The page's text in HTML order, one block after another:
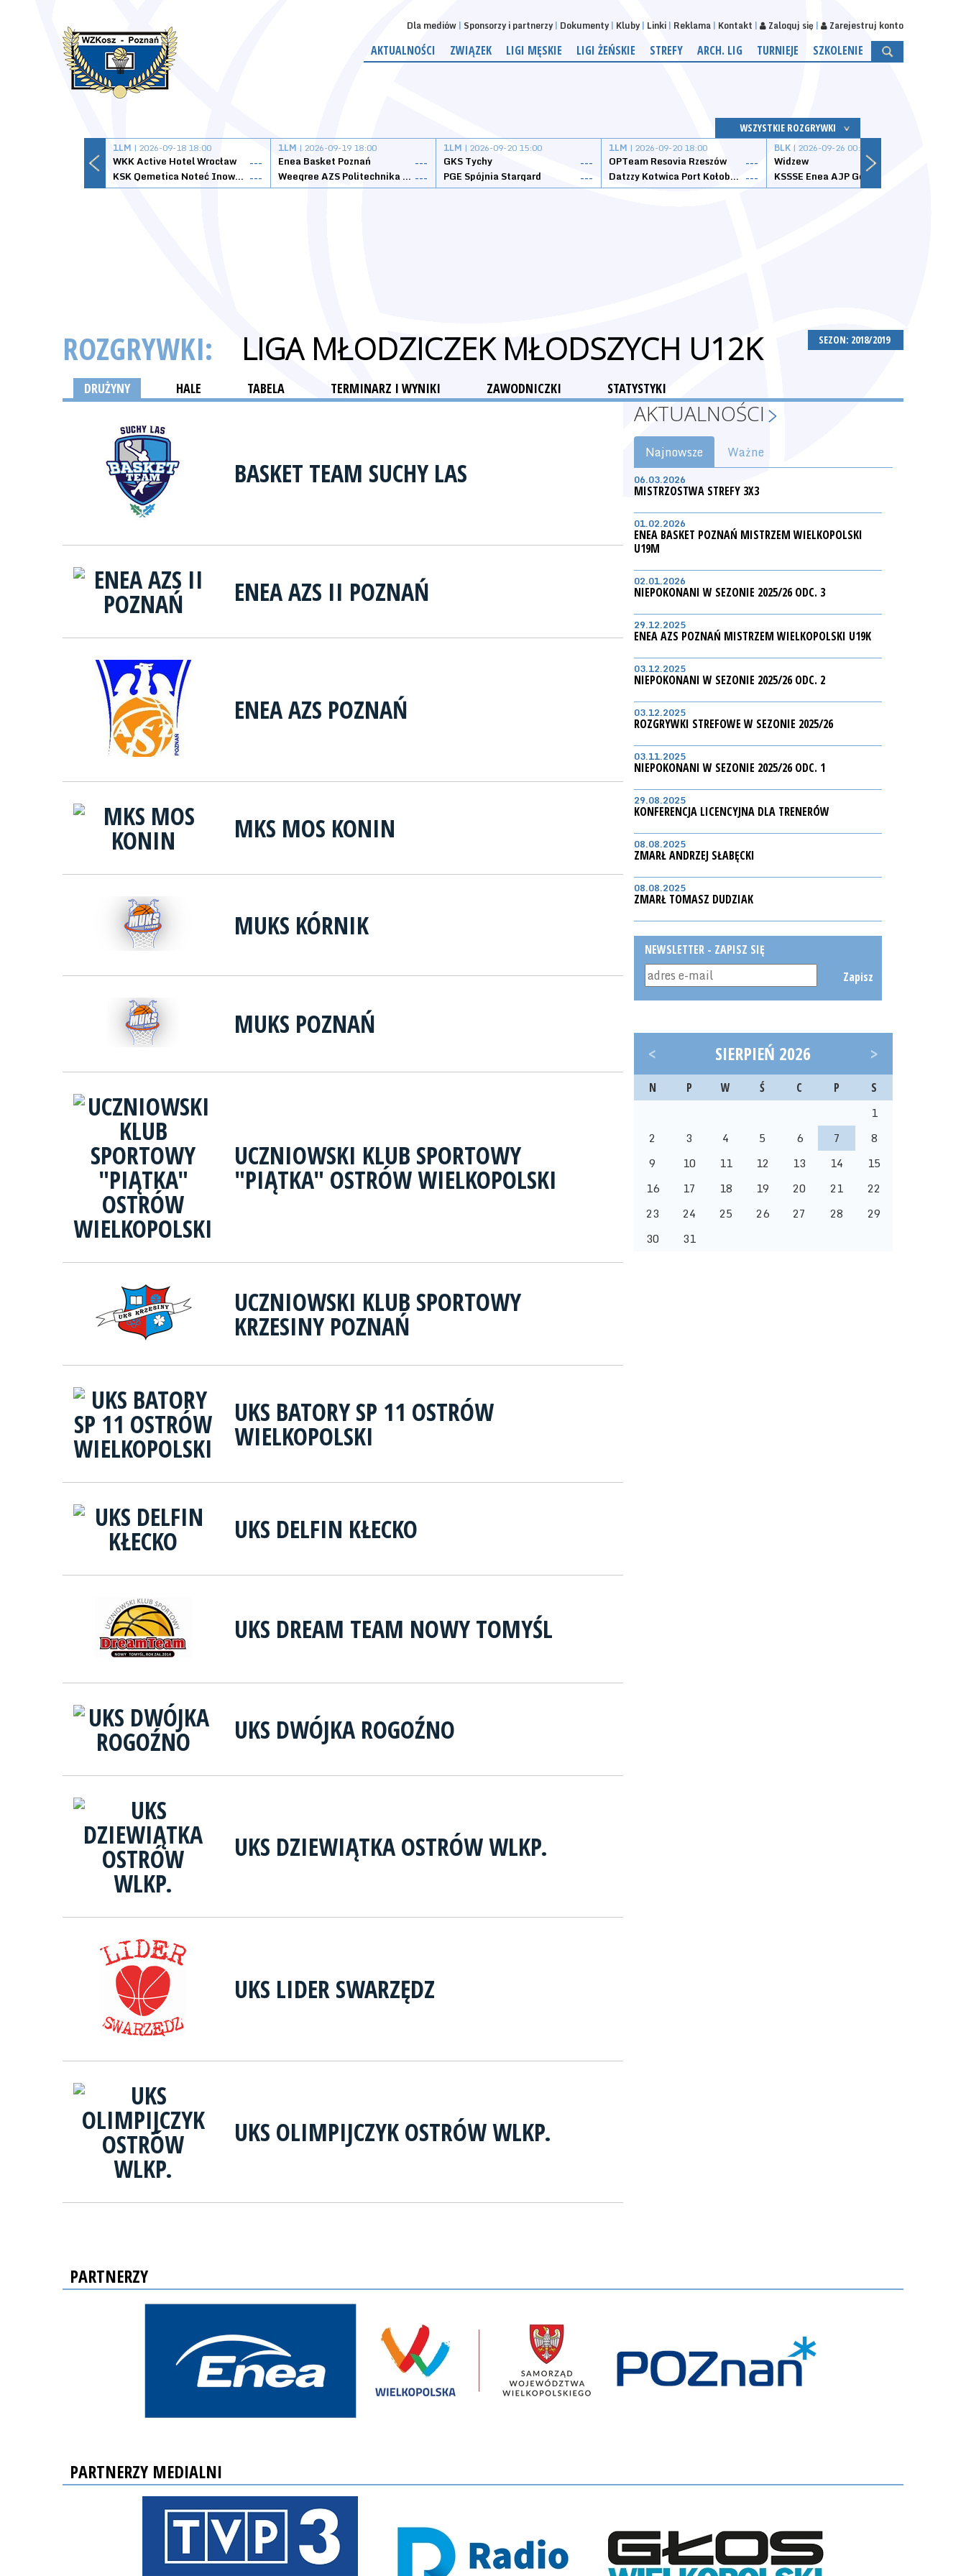
Dla mediów Sponsorzy i partnerzy Dokumenty Kluby Linki Reklama Kontakt Zaloguj się Zarejestruj konto
AKTUALNOŚCI ZWIĄZEK LIGI MĘSKIE LIGI ŻEŃSKIE STREFY ARCH. LIG TURNIEJE SZKOLENIE
WSZYSTKIE ROZGRYWKI
1LM | 2026-09-18 18:00
WKK Active Hotel Wrocław
---
KSK Qemetica Noteć Inowrocław ---
1LM | 2026-09-19 18:00
Enea Basket Poznań
---
Weegree AZS Politechnika Opolska ---
1LM | 2026-09-20 15:00
GKS Tychy
---
PGE Spójnia Stargard
---
1LM | 2026-09-20 18:00
OPTeam Resovia Rzeszów
---
Datzzy Kotwica Port Kołobrzeg ---
BLK | 2026-09-26 00:00
Widzew
SEZON: 2018/2019
ROZGRYWKI: LIGA MŁODZICZEK MŁODSZYCH U12K
DRUŻYNY HALE TABELA TERMINARZ I WYNIKI ZAWODNICZKI STATYSTYKI
BASKET TEAM SUCHY LAS
ENEA AZS II POZNAŃ
ENEA AZS POZNAŃ
MKS MOS KONIN
MUKS KÓRNIK
MUKS POZNAŃ
UCZNIOWSKI KLUB SPORTOWY
"PIĄTKA" OSTRÓW WIELKOPOLSKI
UCZNIOWSKI KLUB SPORTOWY
KRZESINY POZNAŃ
UKS BATORY SP 11 OSTRÓW
WIELKOPOLSKI
UKS DELFIN KŁECKO
UKS DREAM TEAM NOWY TOMYŚL
UKS DWÓJKA ROGOŹNO
UKS DZIEWIĄTKA OSTRÓW WLKP.
UKS LIDER SWARZĘDZ
UKS OLIMPIJCZYK OSTRÓW WLKP.
AKTUALNOŚCI
Najnowsze Ważne
06.03.2026
MISTRZOSTWA STREFY 3X3
01.02.2026
ENEA BASKET POZNAŃ MISTRZEM WIELKOPOLSKI
U19M
02.01.2026
NIEPOKONANI W SEZONIE 2025/26 ODC. 3
29.12.2025
ENEA AZS POZNAŃ MISTRZEM WIELKOPOLSKI U19K
03.12.2025
NIEPOKONANI W SEZONIE 2025/26 ODC. 2
03.12.2025
ROZGRYWKI STREFOWE W SEZONIE 2025/26
03.11.2025
NIEPOKONANI W SEZONIE 2025/26 ODC. 1
29.08.2025
KONFERENCJA LICENCYJNA DLA TRENERÓW
08.08.2025
ZMARŁ ANDRZEJ SŁABĘCKI
08.08.2025
ZMARŁ TOMASZ DUDZIAK
NEWSLETTER - ZAPISZ SIĘ
Zapisz
< SIERPIEŃ 2026 >
N P W Ś C P S
1
2
3 4 5 6 7
8
9
10 11 12 13 14
15
16
17 18 19 20 21
22
23
24 25 26 27 28
29
30
31
PARTNERZY
PARTNERZY MEDIALNI